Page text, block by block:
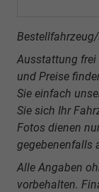
Ausstattung frei
und Preise
Sie einfach
Sie sich Ihr
Fotos dienen
gegebenenfalls
Alle Angaben
vorbehalten.